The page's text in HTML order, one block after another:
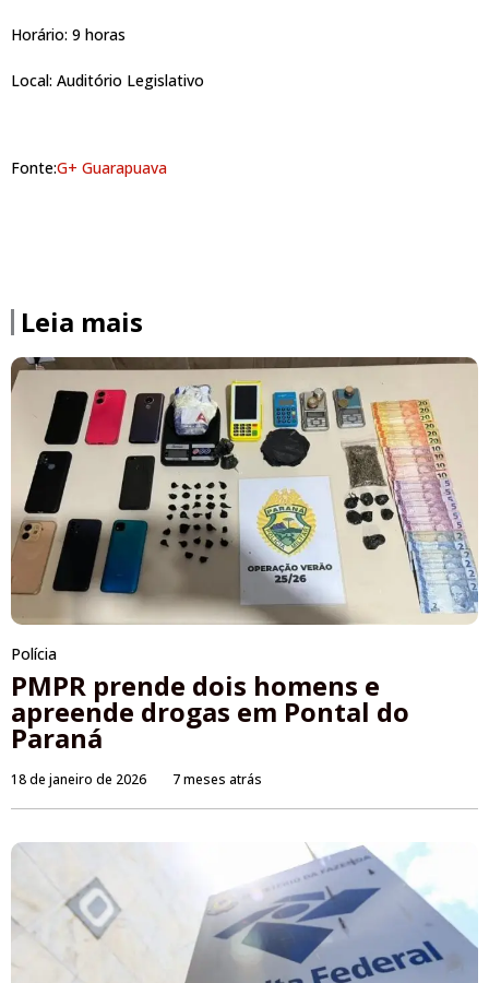
Horário: 9 horas
Local: Auditório Legislativo
Fonte:G+ Guarapuava
Leia mais
Polícia
PMPR prende dois homens e
apreende drogas em Pontal do
Paraná
18 de janeiro de 2026 7 meses atrás